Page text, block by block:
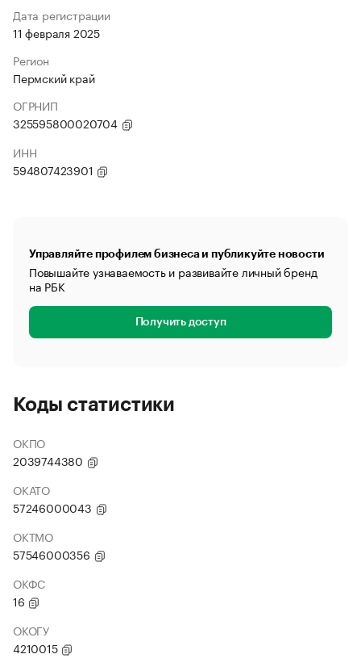
Дата регистрации
11 февраля 2025
Регион
Пермский край
ОГРНИП
325595800020704
ИНН
594807423901
Управляйте профилем бизнеса и публикуйте новости
Повышайте узнаваемость и развивайте личный бренд
на РБК
Получить доступ
Коды статистики
ОКПО
2039744380
ОКАТО
57246000043
ОКТМО
57546000356
ОКФС
16
ОКОГУ
4210015